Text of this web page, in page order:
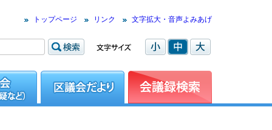
トップページ リンク 文字拡大・音声よみあげ